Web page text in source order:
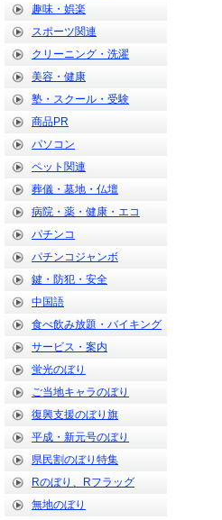
趣味・娯楽
スポーツ関連
クリーニング・洗濯
美容・健康
塾・スクール・受験
商品PR
パソコン
ペット関連
葬儀・墓地・仏壇
病院・薬・健康・エコ
パチンコ
パチンコジャンボ
鍵・防犯・安全
中国語
食べ飲み放題・バイキング
サービス・案内
蛍光のぼり
ご当地キャラのぼり
復興支援のぼり旗
平成・新元号のぼり
県民割のぼり特集
Rのぼり、Rフラッグ
無地のぼり